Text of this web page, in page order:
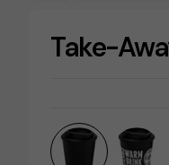
Take-